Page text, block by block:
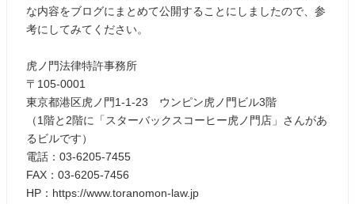
な内容をブログにまとめて公開することにしましたので、参
考にしてみてください。
虎ノ門法律特許事務所
〒105-0001
東京都港区虎ノ門1-1-23 ウンピン虎ノ門ビル3階
（1階と2階に「スターバックスコーヒー虎ノ門店」さんがあ
るビルです）
電話：03-6205-7455
FAX：03-6205-7456
HP：https://www.toranomon-law.jp